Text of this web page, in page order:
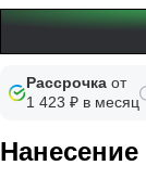
Рассрочка от
1 423 ₽ в месяц
Нанесение